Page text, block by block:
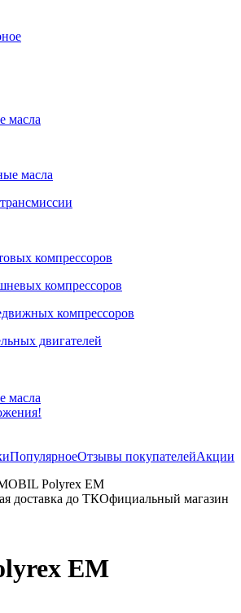
масла
масла
компрессоров
компрессоров
компрессоров
двигателей
масла
ПопулярноеОтзывы покупателейАкции
Polyrex EM
доставка до ТКОфициальный магазин
EM